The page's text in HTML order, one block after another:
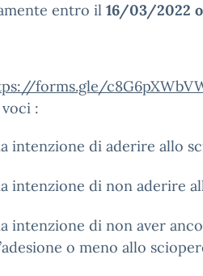
entro il 16/03/2022
forms.gle/
:
intenzione di aderire allo
intenzione di non aderire
intenzione di non aver
o meno allo